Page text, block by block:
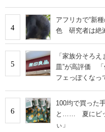
4
アフリカで“新
色 研究者は絶
5
「家族分そろ
皿”が高評価 「
フェっぽくなっ
6
100均で買った
と…… 夏にピッ
ぃ」